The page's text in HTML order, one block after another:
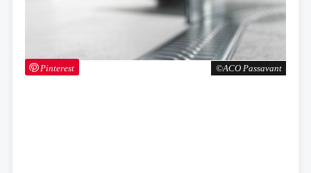
ACO Passavant
Pinterest